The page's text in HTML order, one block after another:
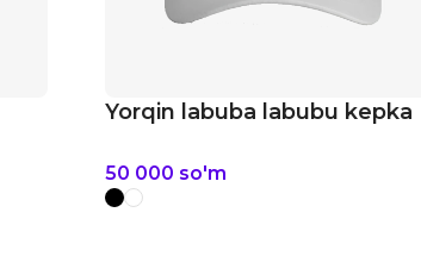
Yorqin labuba labubu kepka
50 000 so'm